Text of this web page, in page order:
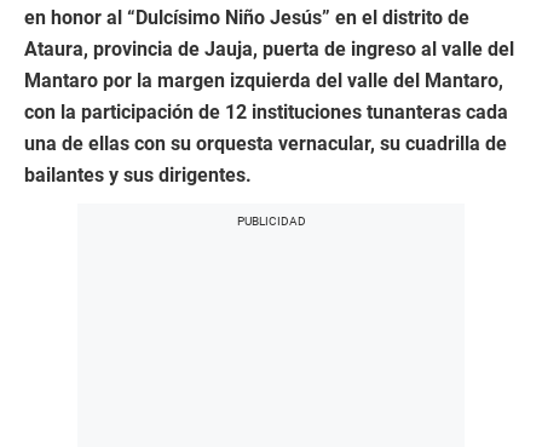
en honor al “Dulcísimo Niño Jesús” en el distrito de
Ataura, provincia de Jauja, puerta de ingreso al valle del
Mantaro por la margen izquierda del valle del Mantaro,
con la participación de 12 instituciones tunanteras cada
una de ellas con su orquesta vernacular, su cuadrilla de
bailantes y sus dirigentes.